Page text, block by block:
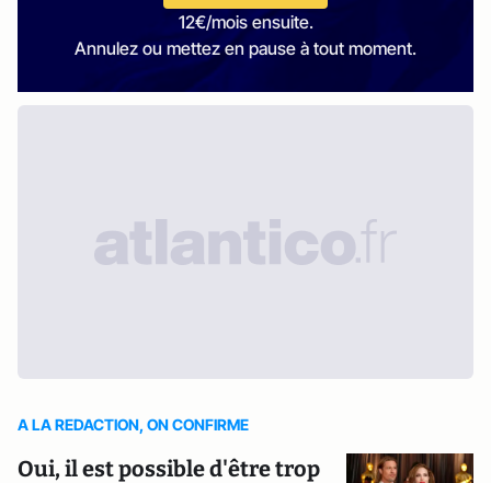
12€/mois ensuite.
Annulez ou mettez en pause à tout moment.
A LA REDACTION, ON CONFIRME
Oui, il est possible d'être trop